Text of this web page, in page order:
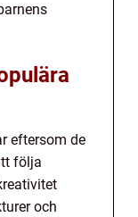
eftersom de
följa
och